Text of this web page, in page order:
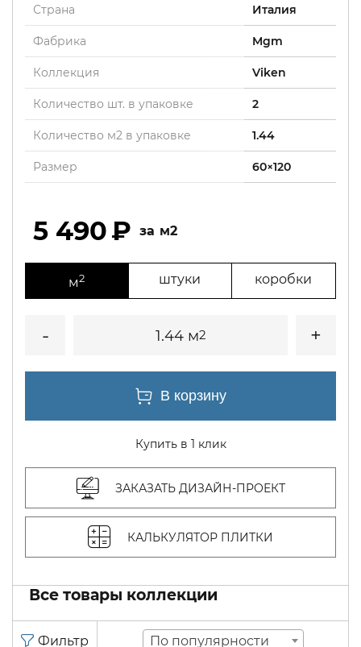
Страна Италия
Фабрика Mgm
Коллекция Viken
Количество шт. в упаковке 2
Количество м2 в упаковке 1.44
Размер 60×120
5 490 м2
м2 штуки коробки
1.44 м2
Купить в 1 клик
ЗАКАЗАТЬ ДИЗАЙН-ПРОЕКТ
КАЛЬКУЛЯТОР ПЛИТКИ
Все товары коллекции
По популярности